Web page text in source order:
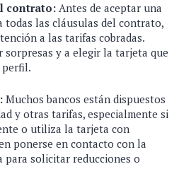
contrato: Antes de aceptar una
todas las cláusulas del contrato,
a las tarifas cobradas.
sorpresas y a elegir la tarjeta que
perfil.
Muchos bancos están dispuestos
y otras tarifas, especialmente si
o utiliza la tarjeta con
ponerse en contacto con la
solicitar reducciones o